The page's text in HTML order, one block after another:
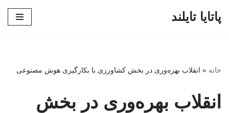
پاتایا تایلند
خانه » انقلاب بهره‌وری در بخش کشاورزی با بکارگیری هوش مصنوعی
انقلاب بهره‌وری در بخش